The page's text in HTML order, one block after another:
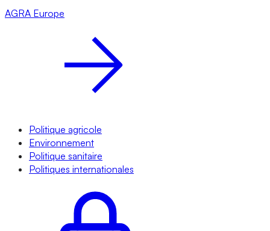
AGRA Europe
Politique agricole
Environnement
Politique sanitaire
Politiques internationales